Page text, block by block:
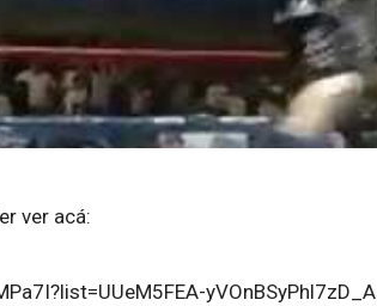
ver acá:
yVOnBSyPhl7zD_A